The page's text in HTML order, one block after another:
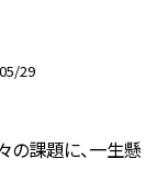
29
の課題に、一生懸